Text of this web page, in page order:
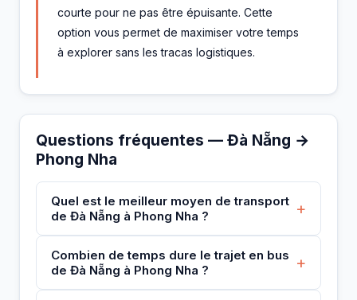
courte pour ne pas être épuisante. Cette
option vous permet de maximiser votre temps
à explorer sans les tracas logistiques.
Questions fréquentes — Đà Nẵng →
Phong Nha
Quel est le meilleur moyen de transport
de Đà Nẵng à Phong Nha ?
+
Combien de temps dure le trajet en bus
de Đà Nẵng à Phong Nha ?
+